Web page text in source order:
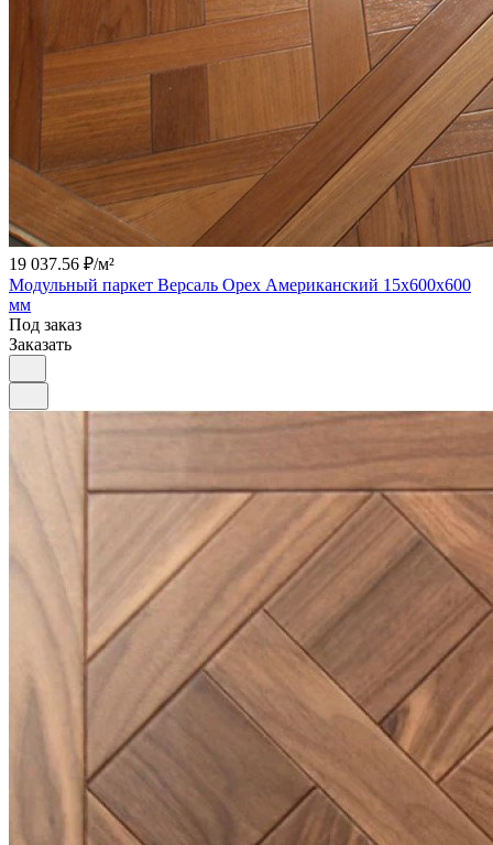
19 037.56 ₽/м²
Модульный паркет Версаль Орех Американский 15х600х600
мм
Под заказ
Заказать